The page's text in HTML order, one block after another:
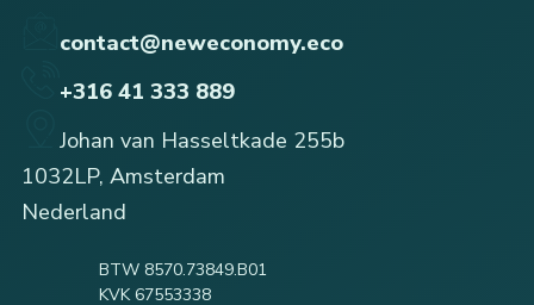
contact@neweconomy.eco
+316 41 333 889
Johan van Hasseltkade 255b
1032LP, Amsterdam
Nederland
BTW 8570.73849.B01
KVK 67553338